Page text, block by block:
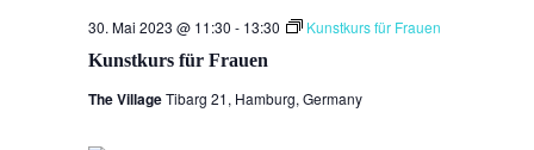
Kunstkurs für Frauen
30. Mai 2023 @ 11:30 - 13:30 Kunstkurs für Frauen
The VillageTibarg 21, Hamburg, Germany